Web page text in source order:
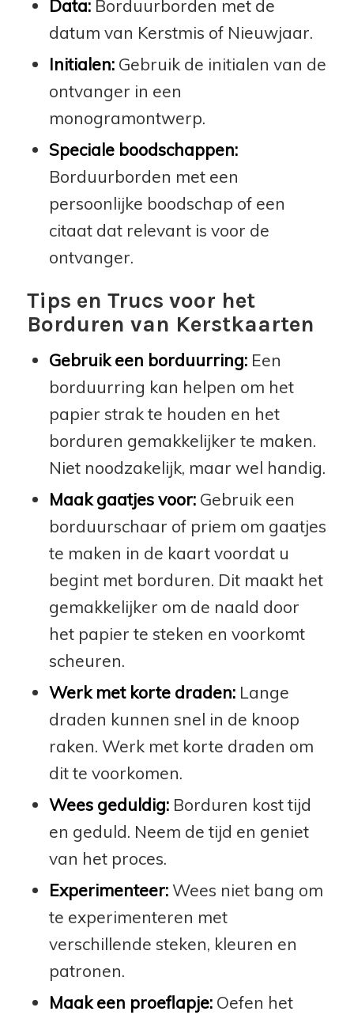
Data:Borduurborden met de
datum van Kerstmis of Nieuwjaar.
Initialen:Gebruik de initialen van de
ontvanger in een
monogramontwerp.
Speciale boodschappen:
Borduurborden met een
persoonlijke boodschap of een
citaat dat relevant is voor de
ontvanger.
Tips en Trucs voor het
Borduren van Kerstkaarten
Gebruik een borduurring:Een
borduurring kan helpen om het
papier strak te houden en het
borduren gemakkelijker te maken.
Niet noodzakelijk, maar wel handig.
Maak gaatjes voor:Gebruik een
borduurschaar of priem om gaatjes
te maken in de kaart voordat u
begint met borduren. Dit maakt het
gemakkelijker om de naald door
het papier te steken en voorkomt
scheuren.
Werk met korte draden:Lange
draden kunnen snel in de knoop
raken. Werk met korte draden om
dit te voorkomen.
Wees geduldig:Borduren kost tijd
en geduld. Neem de tijd en geniet
van het proces.
Experimenteer:Wees niet bang om
te experimenteren met
verschillende steken, kleuren en
patronen.
Maak een proeflapje:Oefen het